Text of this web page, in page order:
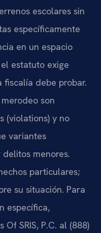
escolares sin
específicamente
en un espacio
estatuto exige
fiscalía debe probar.
son
(violations) y no
variantes
menores.
particulares;
su situación. Para
específica,
SRIS, P.C. al (888)